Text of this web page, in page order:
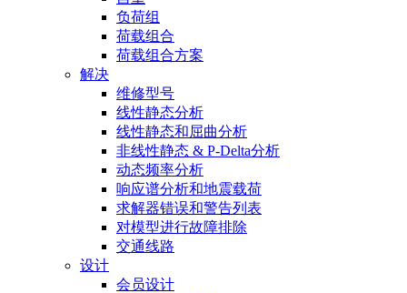
负荷组
荷载组合
荷载组合方案
解决
维修型号
线性静态分析
线性静态和屈曲分析
非线性静态 & P-Delta分析
动态频率分析
响应谱分析和地震载荷
求解器错误和警告列表
对模型进行故障排除
交通线路
设计
会员设计